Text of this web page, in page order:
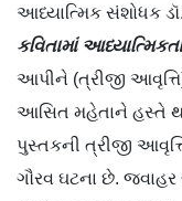
આધ્યાત્મિક સંશોધક
કવિતામાં
આપીને (ત્રીજી આવૃત્તિ)
આસિત મહેતાને હસ્તે
પુસ્તકની ત્રીજી
ગૌરવ ઘટના છે.